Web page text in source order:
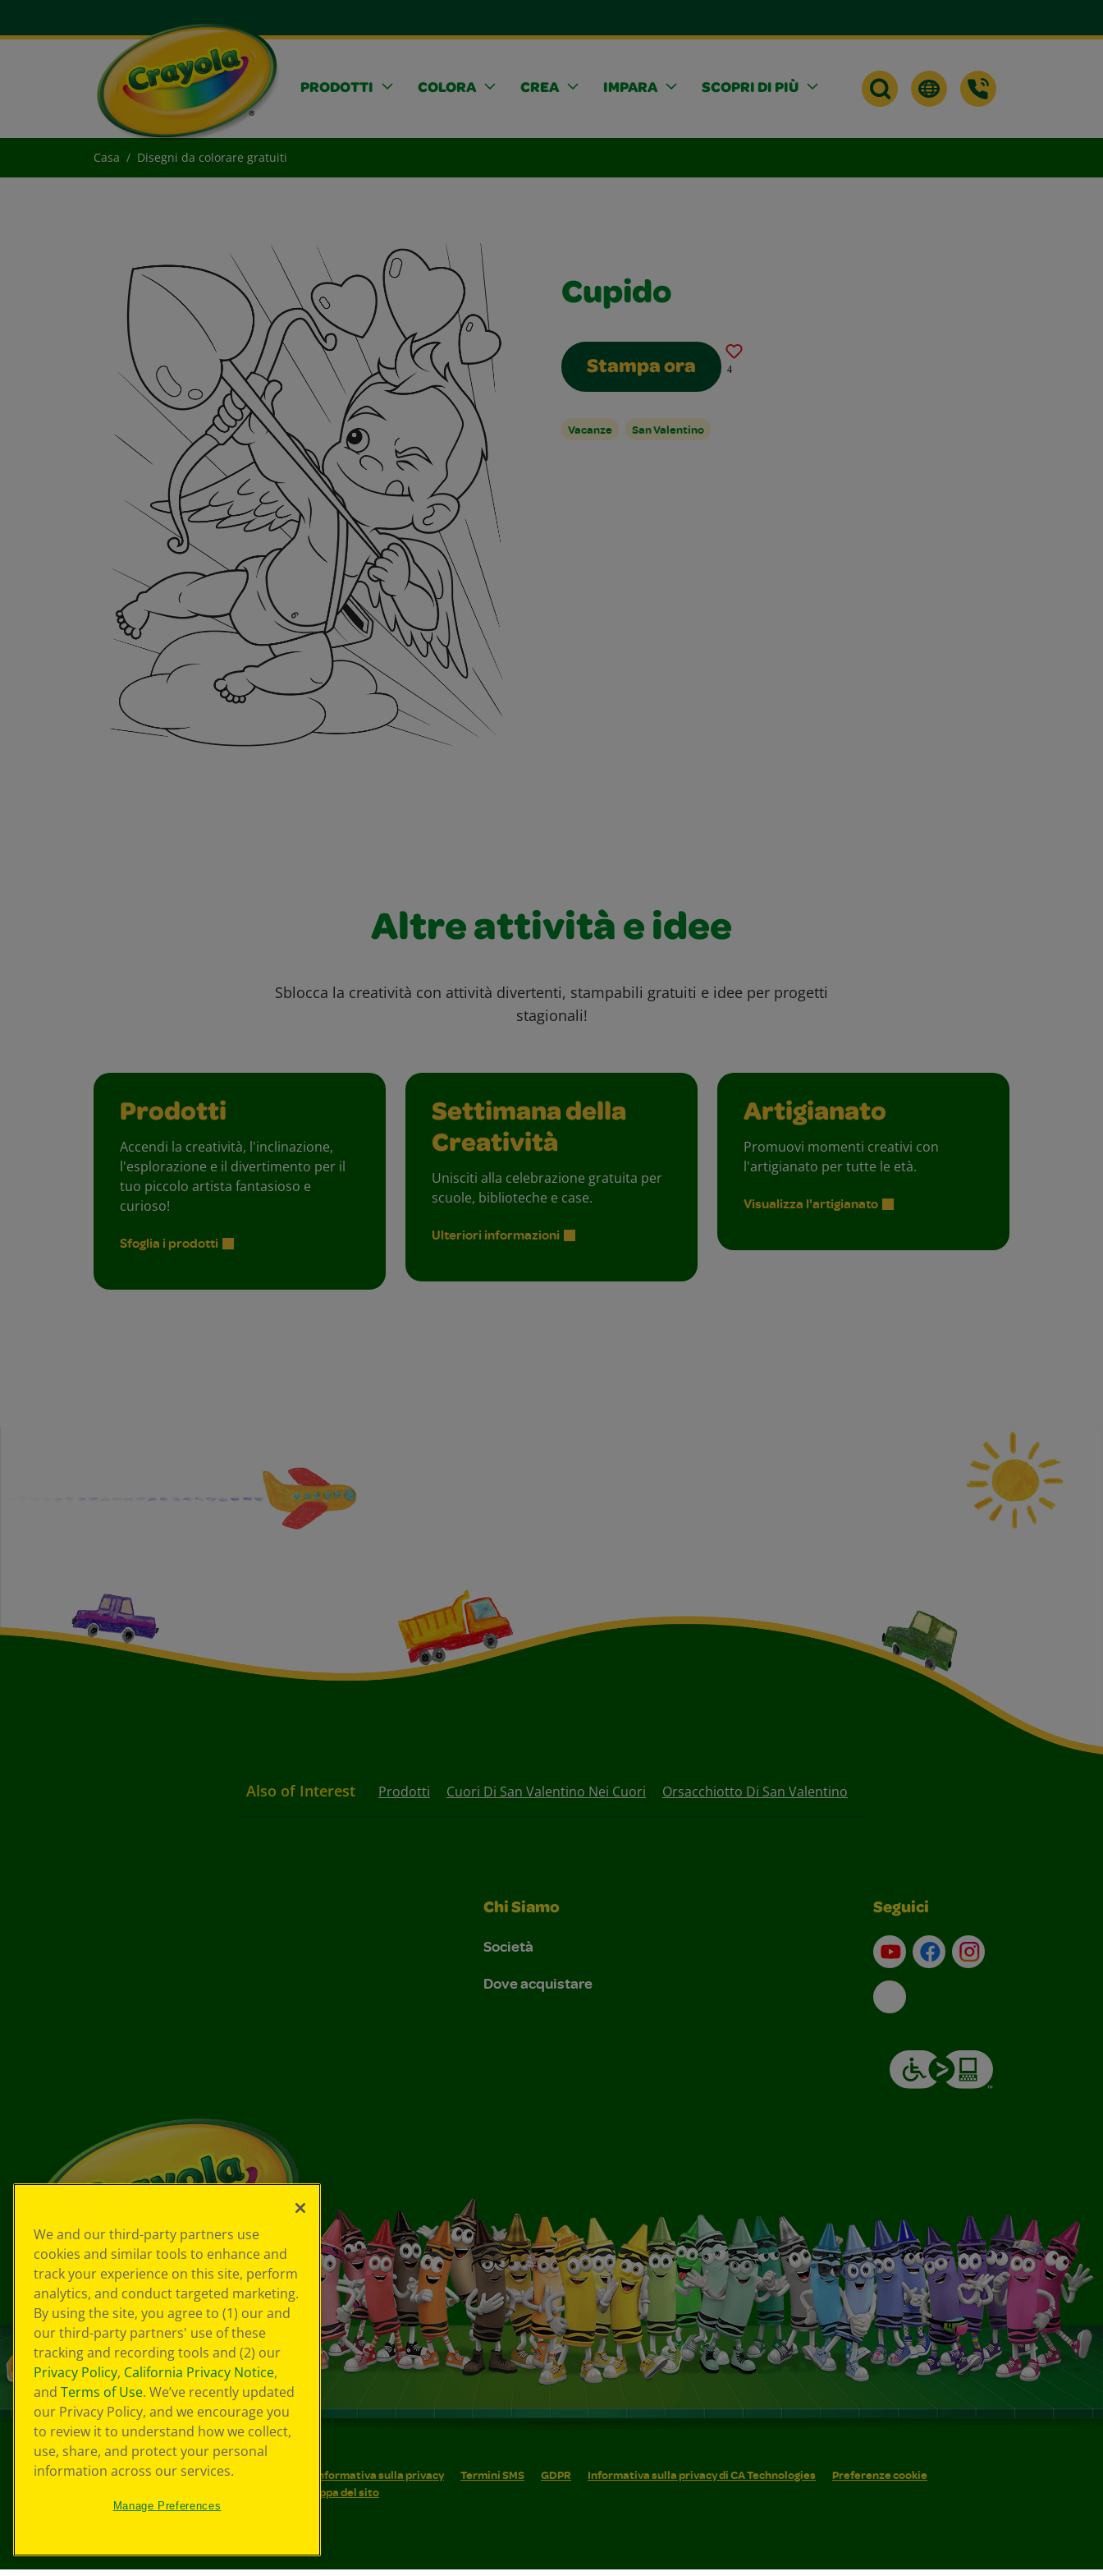
PRODOTTI COLORA CREA IMPARA SCOPRI DI PIÙ
Casa Disegni da colorare gratuiti
Cupido
Stampa ora 4
Vacanze San Valentino
Altre attività e idee
Sblocca la creatività con attività divertenti, stampabili gratuiti e idee per progetti
stagionali!
Prodotti
Accendi la creatività, l'inclinazione,
l'esplorazione e il divertimento per il
tuo piccolo artista fantasioso e
curioso!
Sfoglia i prodotti
Settimana della
Creatività
Unisciti alla celebrazione gratuita per
scuole, biblioteche e case.
Ulteriori informazioni
Artigianato
Promuovi momenti creativi con
l'artigianato per tutte le età.
Visualizza l'artigianato
Also of Interest Prodotti Cuori Di San Valentino Nei Cuori Orsacchiotto Di San Valentino
Chi Siamo
Società
Dove acquistare
Seguici
Su YouTube
ContattiProfilo Instagram
Email
© 2026 Crayola® Tutti i diritti riservati.
Le tue scelte in materia di privacy
Informativa sulla privacy Termini SMS GDPR Informativa sulla privacy di CA Technologies
Preferenze cookie
Mappa del sito
We and our third-party partners use
cookies and similar tools to enhance and
track your experience on this site, perform
analytics, and conduct targeted marketing.
By using the site, you agree to (1) our and
our third-party partners' use of these
tracking and recording tools and (2) our
Privacy Policy, California Privacy Notice,
and Terms of Use. We’ve recently updated
our Privacy Policy, and we encourage you
to review it to understand how we collect,
use, share, and protect your personal
information across our services.
Manage Preferences